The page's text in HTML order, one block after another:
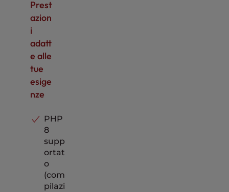
chat e
ticket
Incl
uso
Prest
azion
i
adatt
e alle
tue
esige
nze
PHP
8
supp
ortat
o
(com
pilazi